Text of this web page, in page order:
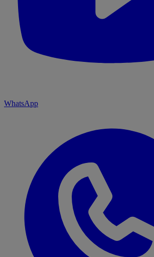
WhatsApp